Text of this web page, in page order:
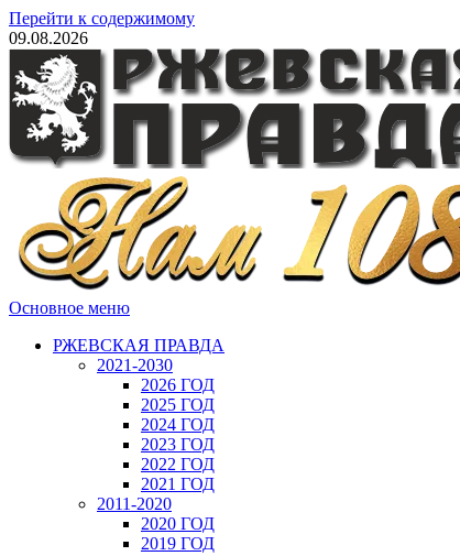
Перейти к содержимому
09.08.2026
Основное меню
РЖЕВСКАЯ ПРАВДА
2021-2030
2026 ГОД
2025 ГОД
2024 ГОД
2023 ГОД
2022 ГОД
2021 ГОД
2011-2020
2020 ГОД
2019 ГОД